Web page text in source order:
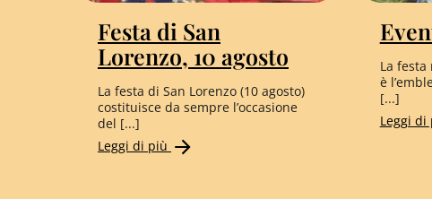
Festa di San
Lorenzo, 10 agosto
La festa di San Lorenzo (10 agosto)
costituisce da sempre l’occasione
del [...]
Leggi di più
La festa
è
[...]
Leggi di